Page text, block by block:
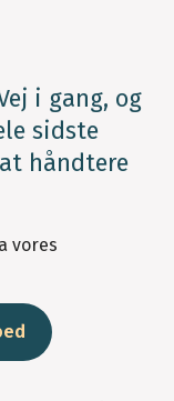
i gang, og
sidste
håndtere
vores